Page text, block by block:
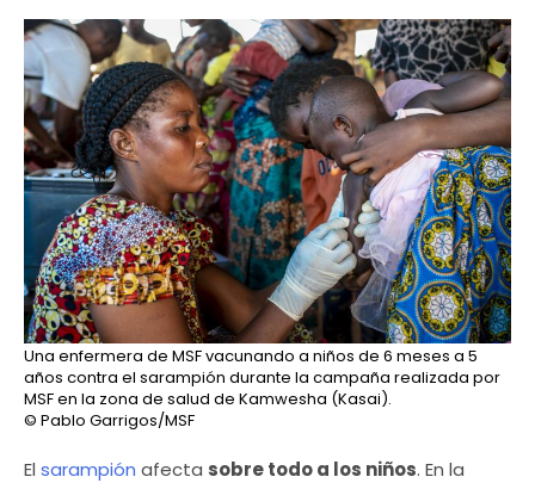
Una enfermera de MSF vacunando a niños de 6 meses a 5
años contra el sarampión durante la campaña realizada por
MSF en la zona de salud de Kamwesha (Kasai).
© Pablo Garrigos/MSF
El sarampión afecta sobre todo a los niños. En la